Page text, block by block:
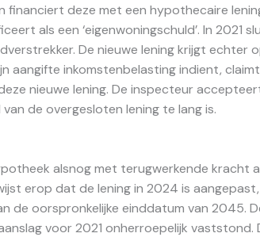
financiert deze met een hypothecaire
als een ‘eigenwoningschuld’. In 2021
De nieuwe lening krijgt echter
aangifte inkomstenbelasting indient,
nieuwe lening. De inspecteur
de overgesloten lening te lang is.
alsnog met terugwerkende kracht
erop dat de lening in 2024 is
de oorspronkelijke einddatum van 2045.
voor 2021 onherroepelijk vaststond.